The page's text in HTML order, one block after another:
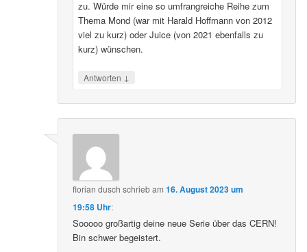
zu. Würde mir eine so umfrangreiche Reihe zum
Thema Mond (war mit Harald Hoffmann von 2012
viel zu kurz) oder Juice (von 2021 ebenfalls zu
kurz) wünschen.
Antworten ↓
florian dusch schriebam16. August 2023 um
19:58 Uhr:
Sooooo großartig deine neue Serie über das CERN!
Bin schwer begeistert.